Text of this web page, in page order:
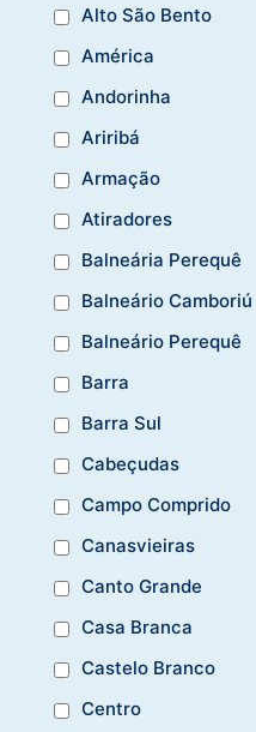
Alto São Bento
América
Andorinha
Ariribá
Armação
Atiradores
Balneária Perequê
Balneário Camboriú
Balneário Perequê
Barra
Barra Sul
Cabeçudas
Campo Comprido
Canasvieiras
Canto Grande
Casa Branca
Castelo Branco
Centro